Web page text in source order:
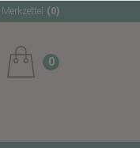
Merkzettel (0)
0